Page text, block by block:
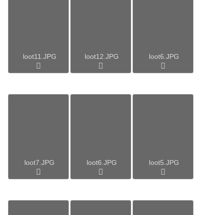
loot11.JPG loot12.JPG loot6.JPG
loot7.JPG loot6.JPG loot5.JPG